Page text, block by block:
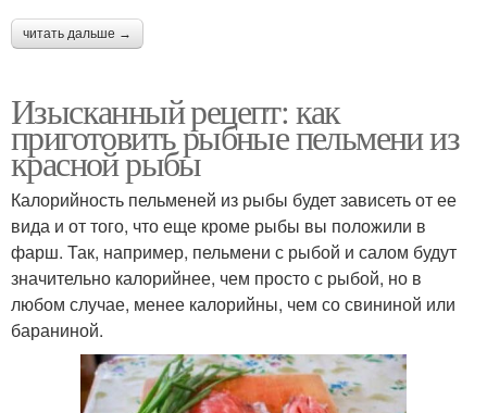
читать дальше →
Изысканный рецепт: как
приготовить рыбные пельмени из
красной рыбы
Калорийность пельменей из рыбы будет зависеть от ее
вида и от того, что еще кроме рыбы вы положили в
фарш. Так, например, пельмени с рыбой и салом будут
значительно калорийнее, чем просто с рыбой, но в
любом случае, менее калорийны, чем со свининой или
бараниной.